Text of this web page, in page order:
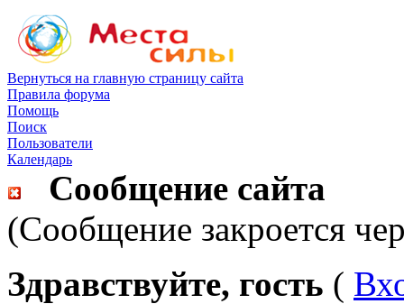
Вернуться на главную страницу сайта
Правила форума
Помощь
Поиск
Пользователи
Календарь
Сообщение сайта
(Сообщение закроется
Здравствуйте, гость (